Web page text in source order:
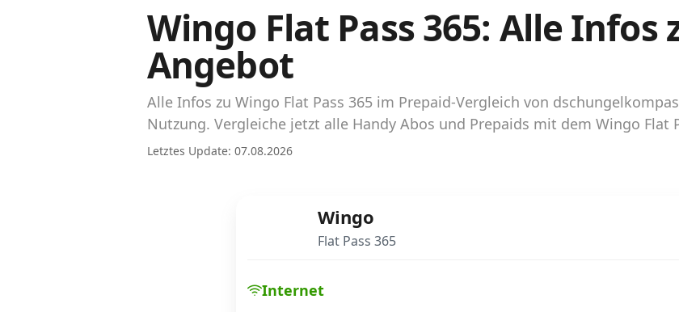
Daten-Abos vergleichen
Abos für Tablets, Hotspots und Smart
Tarifrechner Handy-Abo
Der gute alte Tarifrechner im neuen Design
Wingo Flat Pass 365: Alle Infos
Angebot
Alle Infos zu Wingo Flat Pass 365 im Prepaid-Vergleich von
Nutzung. Vergleiche jetzt alle Handy Abos und Prepaids mit dem Wingo Flat
Letztes Update: 07.08.2026
Wingo
Flat Pass 365
Internet